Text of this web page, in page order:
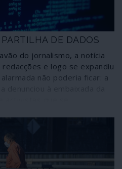
DE DADOS
do jornalismo, a notícia
redacções e logo se expandiu
não poderia ficar: a
a nação, o chefe de Estado
e em palavras enfáticas
que é a revolta de todos –
Pena é que o mesmo